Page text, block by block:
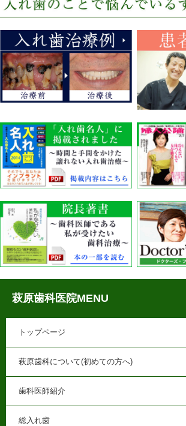
萩原歯科医院MENU
トップページ
萩原歯科について(初めての方へ)
歯科医師紹介
総入れ歯